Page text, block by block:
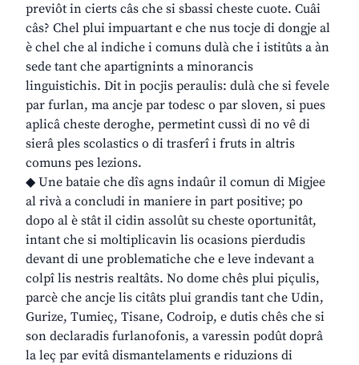
previôt in cierts câs che si sbassi cheste cuote. Cuâi
câs? Chel plui impuartant e che nus tocje di dongje al
è chel che al indiche i comuns dulà che i istitûts a àn
sede tant che apartignints a minorancis
linguistichis. Dit in pocjis peraulis: dulà che si fevele
par furlan, ma ancje par todesc o par sloven, si pues
aplicâ cheste deroghe, permetint cussì di no vê di
sierâ ples scolastics o di trasferî i fruts in altris
comuns pes lezions.
◆ Une bataie che dîs agns indaûr il comun di Migjee
al rivà a concludi in maniere in part positive; po
dopo al è stât il cidin assolût su cheste oportunitât,
intant che si moltiplicavin lis ocasions pierdudis
devant di une problematiche che e leve indevant a
colpî lis nestris realtâts. No dome chês plui piçulis,
parcè che ancje lis citâts plui grandis tant che Udin,
Gurize, Tumieç, Tisane, Codroip, e dutis chês che si
son declaradis furlanofonis, a varessin podût doprâ
la leç par evitâ dismantelaments e riduzions di